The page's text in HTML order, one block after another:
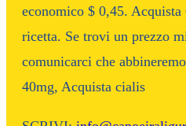
economico $ 0,45.
ricetta. Se trovi un prezzo
comunicarci che
40mg, Acquista cialis